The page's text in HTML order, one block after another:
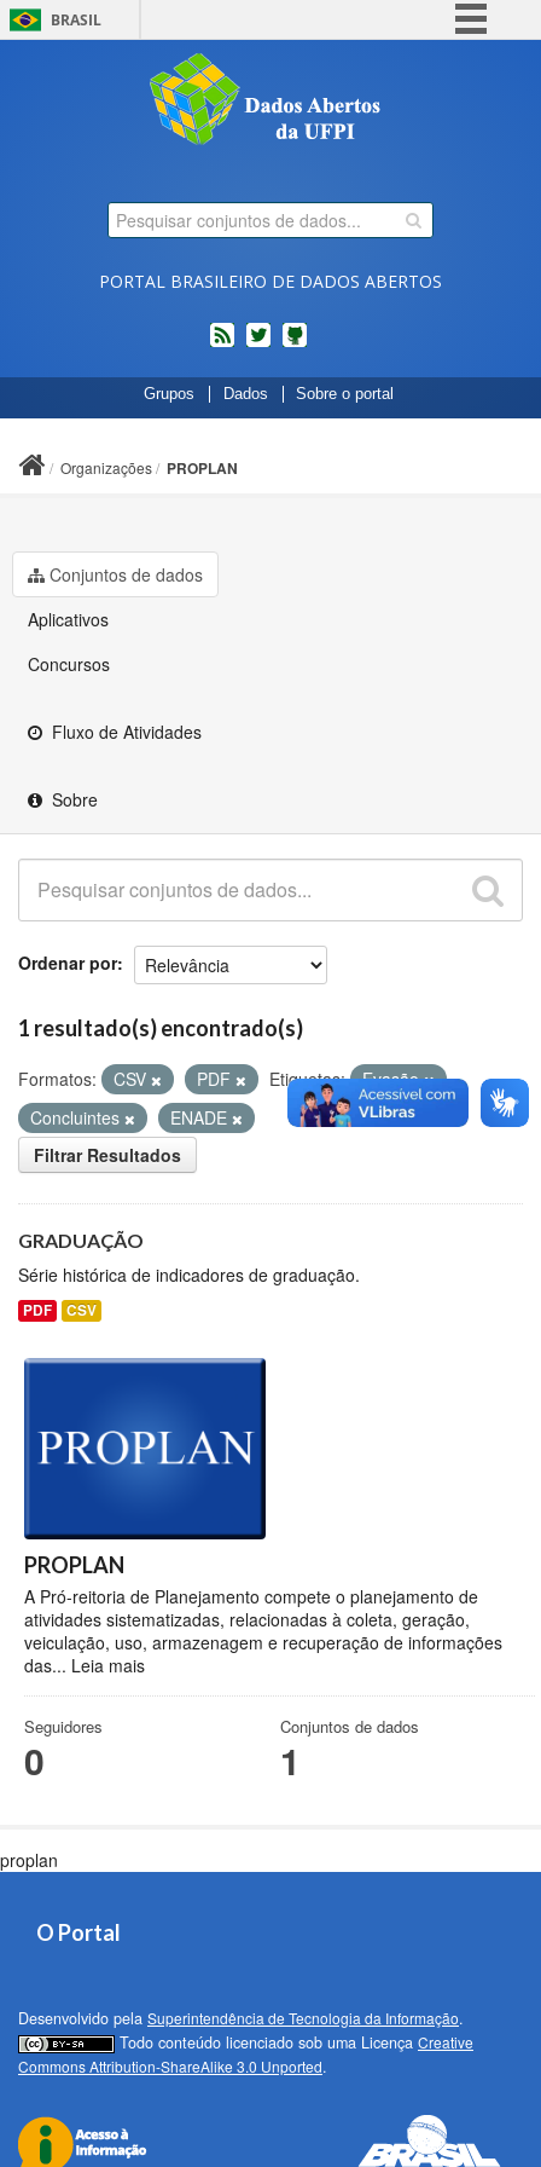
BRASIL
Comunica BR
Participe
Legislação
PORTAL BRASILEIRO DE DADOS ABERTOS
feed twitterCódigos
fonte
de
Grupos Dados Sobre o portal
Organizações PROPLAN
Conjuntos de dados
Aplicativos
Concursos
Fluxo de Atividades
Sobre
Ordenar por
1 resultado(s) encontrado(s)
Formatos: CSV PDF Etiquetas:
Evasão
Concluintes
ENADE
Filtrar Resultados
GRADUAÇÃO
Série histórica de indicadores de graduação.
PDF CSV
PROPLAN
A Pró-reitoria de Planejamento compete o planejamento de
atividades sistematizadas, relacionadas à coleta, geração,
veiculação, uso, armazenagem e recuperação de informações
das... Leia mais
Seguidores
0
Conjuntos de dados
1
proplan
O Portal
Desenvolvido pela Superintendência de Tecnologia da Informação.
Todo conteúdo licenciado sob uma Licença Creative
Commons Attribution-ShareAlike 3.0 Unported.